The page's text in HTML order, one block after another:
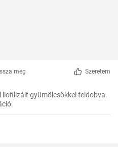
meg Szeretem
liofilizált gyümölcsökkel feldobva.